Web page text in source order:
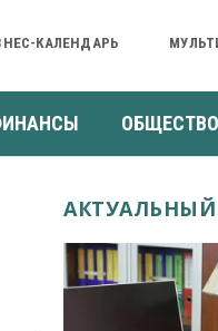
КАЛЕНДАРЬ
ОБЩЕСТВО